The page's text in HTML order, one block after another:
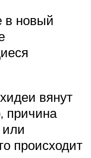
в новый
вянут
причина
или
происходит